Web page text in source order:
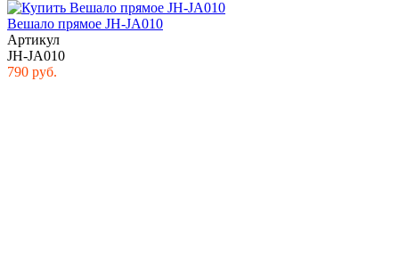
Вешало прямое JH-JA010
Артикул
JH-JA010
790 руб.